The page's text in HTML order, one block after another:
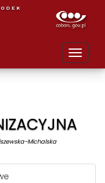
Michalska